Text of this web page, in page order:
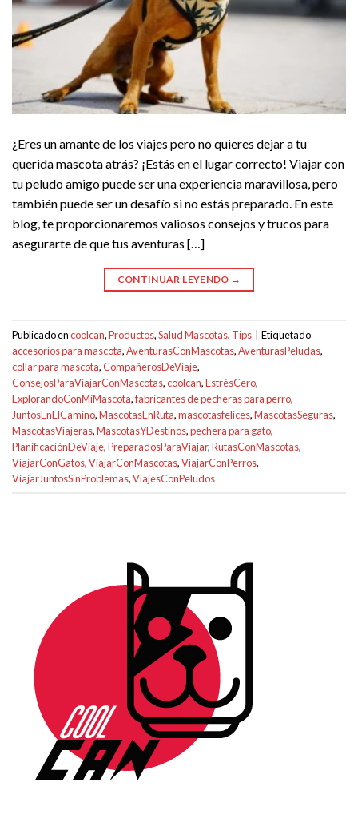
¿Eres un amante de los viajes pero no quieres dejar a tu
querida mascota atrás? ¡Estás en el lugar correcto! Viajar con
tu peludo amigo puede ser una experiencia maravillosa, pero
también puede ser un desafío si no estás preparado. En este
blog, te proporcionaremos valiosos consejos y trucos para
asegurarte de que tus aventuras […]
CONTINUAR LEYENDO →
Publicado encoolcan,Productos,Salud Mascotas, Tips | Etiquetado
accesorios para mascota,AventurasConMascotas,AventurasPeludas,
collar para mascota,CompañerosDeViaje,
ConsejosParaViajarConMascotas,coolcan,EstrésCero,
ExplorandoConMiMascota,fabricantes de pecheras para perro,
JuntosEnElCamino,MascotasEnRuta,mascotasfelices,MascotasSeguras,
MascotasViajeras,MascotasYDestinos,pechera para gato,
PlanificaciónDeViaje,PreparadosParaViajar,RutasConMascotas,
ViajarConGatos,ViajarConMascotas,ViajarConPerros,
ViajarJuntosSinProblemas,ViajesConPeludos